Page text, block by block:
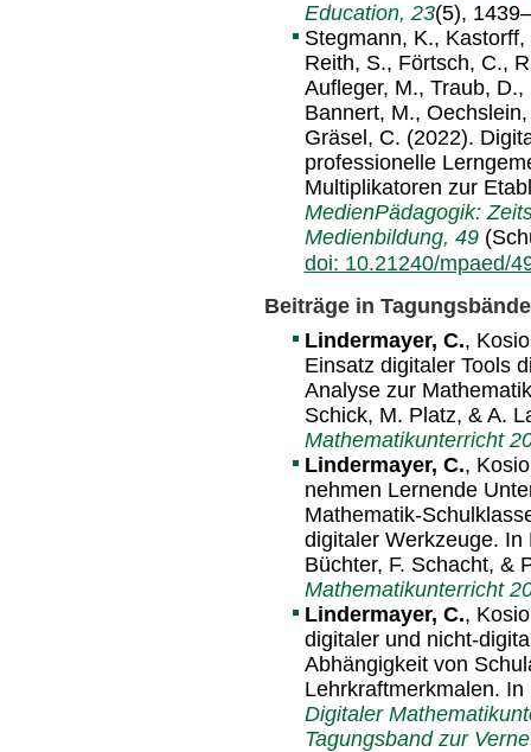
Education, 23(5),
Stegmann, K.,
Reith, S., Förtsch, C.,
Aufleger, M., Traub,
Bannert, M.,
Gräsel, C. (2022).
professionelle
Multiplikatoren zur
MedienPädagogik:
Medienbildung, 49
doi: 10.21240/mpaed/
Beiträge in
Lindermayer, C.,
Einsatz digitaler Tools
Analyse zur
Schick, M. Platz, & A.
Mathematikunterricht
Lindermayer, C.,
nehmen Lernende
Mathematik-
digitaler Werkzeuge. In
Büchter, F. Schacht, &
Mathematikunterricht
Lindermayer, C.,
digitaler und nicht-
Abhängigkeit von
Lehrkraftmerkmalen.
Digitaler
Tagungsband zur